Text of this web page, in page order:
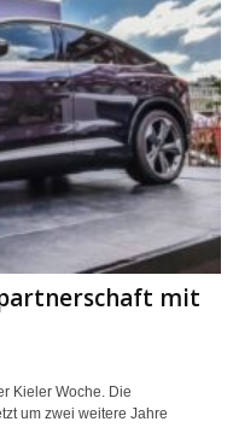
mit
Kieler Woche. Die
um zwei weitere Jahre